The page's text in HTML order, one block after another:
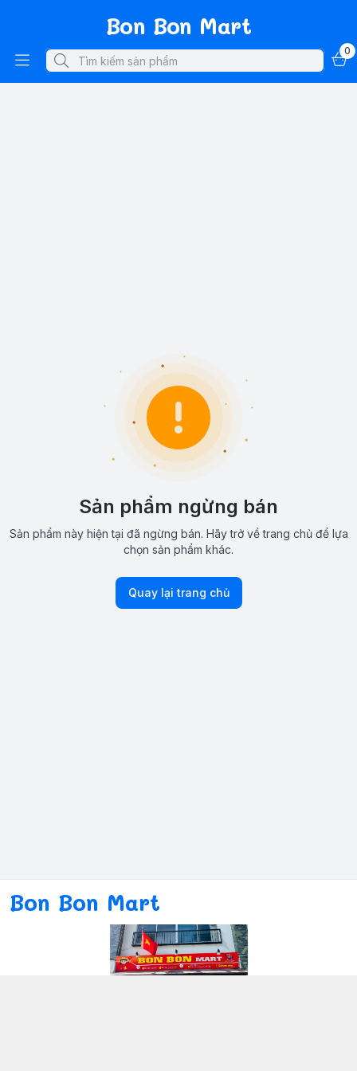
Bon Bon Mart
0
Sản phẩm ngừng bán
Sản phẩm này hiện tại đã ngừng bán. Hãy trở về trang chủ để lựa
chọn sản phẩm khác.
Quay lại trang chủ
Bon Bon Mart